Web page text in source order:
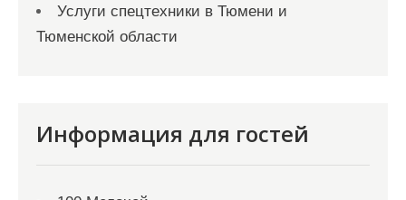
Услуги спецтехники в Тюмени и
Тюменской области
Информация для гостей